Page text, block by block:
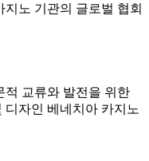
노 기관의 글로벌 협회
적 교류와 발전을 위한
자인 베네치아 카지노